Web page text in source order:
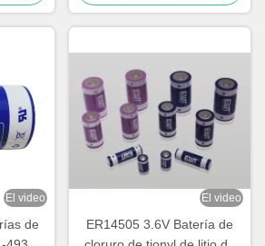
2150
El video
de
El video
ER14505 3.6V Batería de